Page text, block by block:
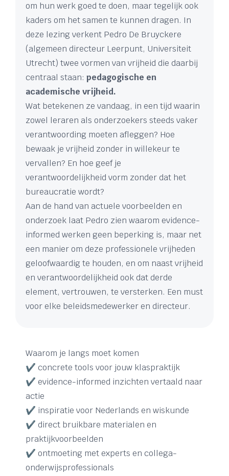
om hun werk goed te doen, maar tegelijk ook
kaders om het samen te kunnen dragen. In
deze lezing verkent Pedro De Bruyckere
(algemeen directeur Leerpunt, Universiteit
Utrecht) twee vormen van vrijheid die daarbij
centraal staan: pedagogische en
academische vrijheid.
Wat betekenen ze vandaag, in een tijd waarin
zowel leraren als onderzoekers steeds vaker
verantwoording moeten afleggen? Hoe
bewaak je vrijheid zonder in willekeur te
vervallen? En hoe geef je
verantwoordelijkheid vorm zonder dat het
bureaucratie wordt?
Aan de hand van actuele voorbeelden en
onderzoek laat Pedro zien waarom evidence-
informed werken geen beperking is, maar net
een manier om deze professionele vrijheden
geloofwaardig te houden, en om naast vrijheid
en verantwoordelijkheid ook dat derde
element, vertrouwen, te versterken. Een must
voor elke beleidsmedewerker en directeur.
Waarom je langs moet komen
✔️ concrete tools voor jouw klaspraktijk
✔️ evidence-informed inzichten vertaald naar
actie
✔️ inspiratie voor Nederlands en wiskunde
✔️ direct bruikbare materialen en
praktijkvoorbeelden
✔️ ontmoeting met experts en collega-
onderwijsprofessionals